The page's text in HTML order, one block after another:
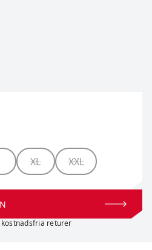
MHalf Zip M
XL XXL
returer